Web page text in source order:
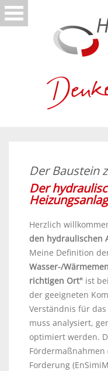
Der Baustein
Der
Herzlich
den hydraulischen
Meine Definition
Wasser-/
richtigen Ort" ist
der geeigneten
Verständnis für das
muss analysiert,
optimiert werden.
Fördermaßnahmen
Forderung